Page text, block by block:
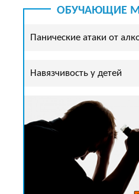
ОБУЧАЮЩИЕ
Панические атаки от
Навязчивость у детей